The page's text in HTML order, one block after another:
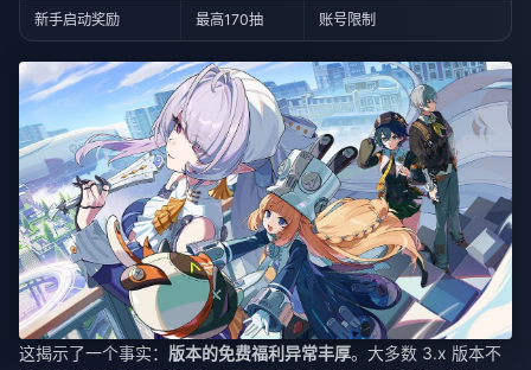
新手启动奖励 最高170抽 账号限制
这揭示了一个事实： 版本的免费福利异常丰厚。大多数 3.x 版本不